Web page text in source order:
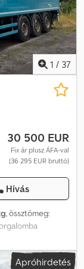
1 / 37
30 500 EUR
Fix ár plusz ÁFA-val
(36 295 EUR bruttó)
Hívás
, össztömeg:
magasság:
, „Általános üzleti
Apróhirdetés